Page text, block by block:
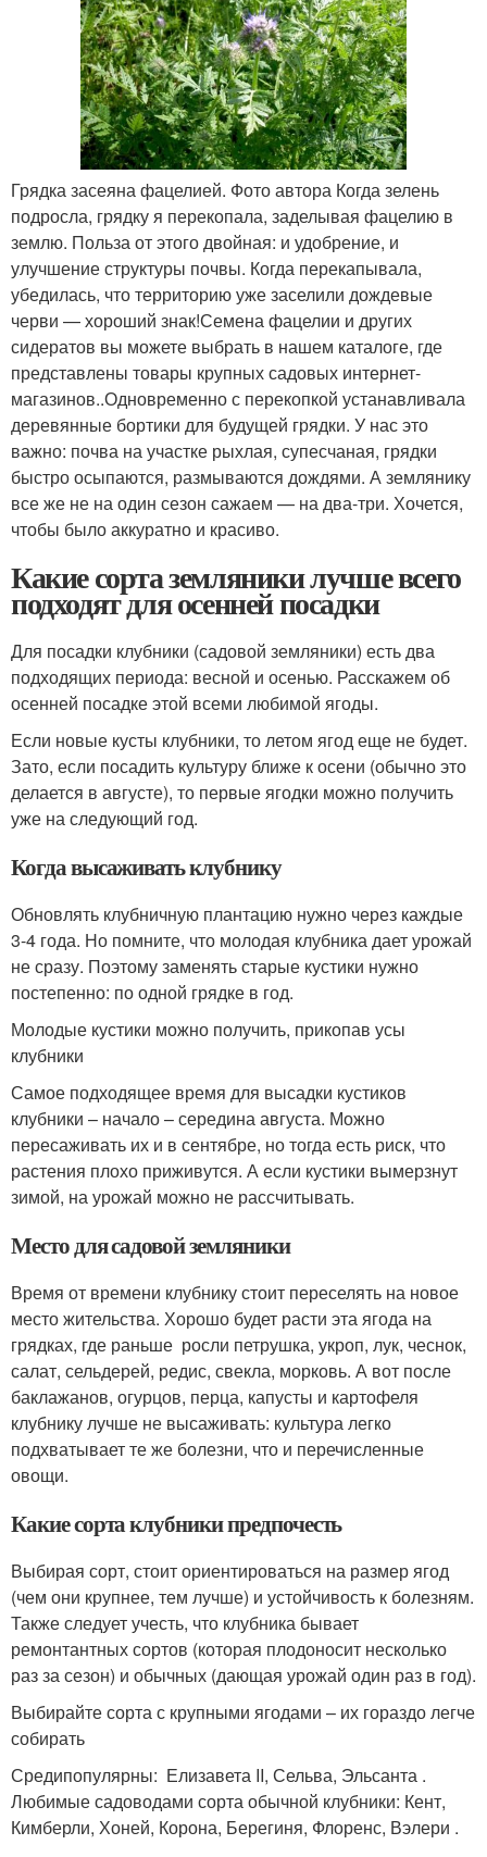
Грядка засеяна фацелией. Фото автора Когда зелень
подросла, грядку я перекопала, заделывая фацелию в
землю. Польза от этого двойная: и удобрение, и
улучшение структуры почвы. Когда перекапывала,
убедилась, что территорию уже заселили дождевые
черви — хороший знак!Семена фацелии и других
сидератов вы можете выбрать в нашем каталоге, где
представлены товары крупных садовых интернет-
магазинов..Одновременно с перекопкой устанавливала
деревянные бортики для будущей грядки. У нас это
важно: почва на участке рыхлая, супесчаная, грядки
быстро осыпаются, размываются дождями. А землянику
все же не на один сезон сажаем — на два-три. Хочется,
чтобы было аккуратно и красиво.
Какие сорта земляники лучше всего
подходят для осенней посадки
Для посадки клубники (садовой земляники) есть два
подходящих периода: весной и осенью. Расскажем об
осенней посадке этой всеми любимой ягоды.
Если новые кусты клубники, то летом ягод еще не будет.
Зато, если посадить культуру ближе к осени (обычно это
делается в августе), то первые ягодки можно получить
уже на следующий год.
Когда высаживать клубнику
Обновлять клубничную плантацию нужно через каждые
3-4 года. Но помните, что молодая клубника дает урожай
не сразу. Поэтому заменять старые кустики нужно
постепенно: по одной грядке в год.
Молодые кустики можно получить, прикопав усы
клубники
Самое подходящее время для высадки кустиков
клубники – начало – середина августа. Можно
пересаживать их и в сентябре, но тогда есть риск, что
растения плохо приживутся. А если кустики вымерзнут
зимой, на урожай можно не рассчитывать.
Место для садовой земляники
Время от времени клубнику стоит переселять на новое
место жительства. Хорошо будет расти эта ягода на
грядках, где раньше росли петрушка, укроп, лук, чеснок,
салат, сельдерей, редис, свекла, морковь. А вот после
баклажанов, огурцов, перца, капусты и картофеля
клубнику лучше не высаживать: культура легко
подхватывает те же болезни, что и перечисленные
овощи.
Какие сорта клубники предпочесть
Выбирая сорт, стоит ориентироваться на размер ягод
(чем они крупнее, тем лучше) и устойчивость к болезням.
Также следует учесть, что клубника бывает
ремонтантных сортов (которая плодоносит несколько
раз за сезон) и обычных (дающая урожай один раз в год).
Выбирайте сорта с крупными ягодами – их гораздо легче
собирать
Средипопулярны: Елизавета II, Сельва, Эльсанта .
Любимые садоводами сорта обычной клубники: Кент,
Кимберли, Хоней, Корона, Берегиня, Флоренс, Вэлери .